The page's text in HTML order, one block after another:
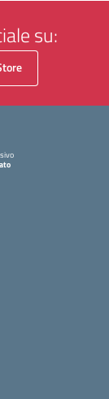
su: